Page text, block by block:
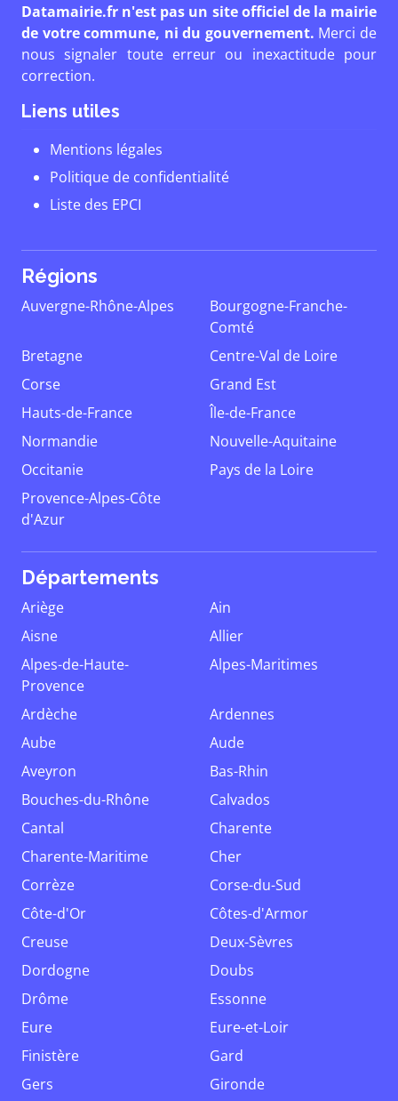
Datamairie.fr n'est pas un site officiel de la mairie
de votre commune, ni du gouvernement. Merci de
nous signaler toute erreur ou inexactitude pour
correction.
Liens utiles
Mentions légales
Politique de confidentialité
Liste des EPCI
Régions
Auvergne-Rhône-Alpes
Bourgogne-Franche-
Comté
Bretagne
Centre-Val de Loire
Corse
Grand Est
Hauts-de-France
Île-de-France
Normandie
Nouvelle-Aquitaine
Occitanie
Pays de la Loire
Provence-Alpes-Côte
d'Azur
Départements
Ariège
Ain
Aisne
Allier
Alpes-de-Haute-
Provence
Alpes-Maritimes
Ardèche
Ardennes
Aube
Aude
Aveyron
Bas-Rhin
Bouches-du-Rhône
Calvados
Cantal
Charente
Charente-Maritime
Cher
Corrèze
Corse-du-Sud
Côte-d'Or
Côtes-d'Armor
Creuse
Deux-Sèvres
Dordogne
Doubs
Drôme
Essonne
Eure
Eure-et-Loir
Finistère
Gard
Gers
Gironde